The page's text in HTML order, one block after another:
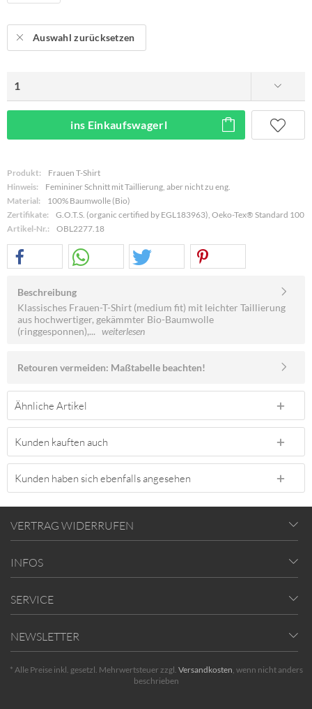
Auswahl zurücksetzen
ins Einkaufswagerl
Produkt:
Frauen T-Shirt
Hinweis:
Femininer Schnitt mit Taillierung, aber nicht zu eng.
Material:
100% Baumwolle (Bio)
Zertifikate:
G.O.T.S. (organic certified by EGL183963), Oeko-Tex® Standard 100
Artikel-Nr.:
OBL2277.18
Beschreibung
Klassisches Frauen-T-Shirt (medium fit) mit leichter Taillierung
aus hochwertiger, gekämmter Bio-Baumwolle
(ringgesponnen),... weiterlesen
Retouren vermeiden: Maßtabelle beachten!
Ähnliche Artikel
Kunden kauften auch
Kunden haben sich ebenfalls angesehen
VERTRAG WIDERRUFEN
INFOS
SERVICE
NEWSLETTER
* Alle Preise inkl. gesetzl. Mehrwertsteuer zzgl. Versandkosten, wenn nicht anders
beschrieben